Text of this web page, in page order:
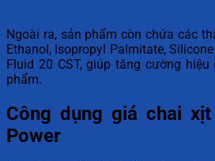
Ngoài ra, sản phẩm còn chứa các
Ethanol, Isopropyl Palmitate,
Fluid 20 CST, giúp tăng cường
phẩm.
Công dụng giá chai
Power